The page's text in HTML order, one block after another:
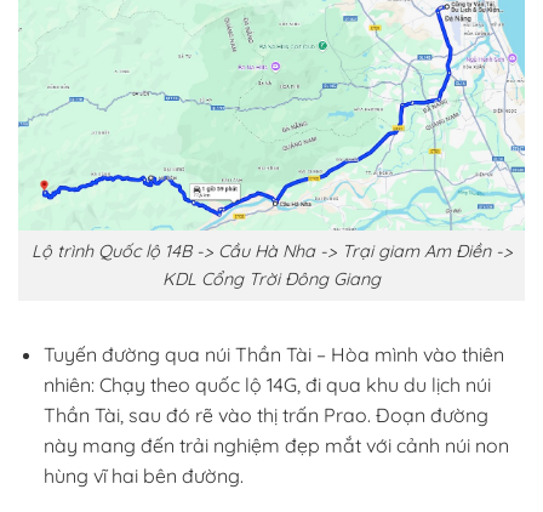
Lộ trình Quốc lộ 14B -> Cầu Hà Nha -> Trại giam Am Điền ->
KDL Cổng Trời Đông Giang
Tuyến đường qua núi Thần Tài – Hòa mình vào thiên
nhiên: Chạy theo quốc lộ 14G, đi qua khu du lịch núi
Thần Tài, sau đó rẽ vào thị trấn Prao. Đoạn đường
này mang đến trải nghiệm đẹp mắt với cảnh núi non
hùng vĩ hai bên đường.